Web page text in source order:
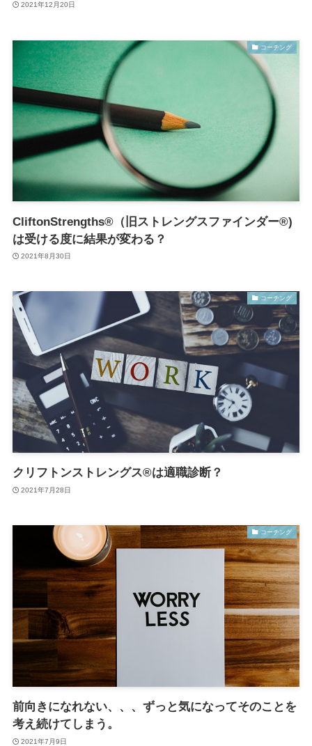
2021年12月20日
コーチング
CliftonStrengths®（旧ストレングスファインダー®)
は受ける度に結果が変わる？
2021年8月30日
コーチング
クリフトンストレングス®は適職診断？
2021年7月28日
コーチング
前向きになれない、、、ずっと気になってそのことを
考え続けてしまう。
2021年7月9日